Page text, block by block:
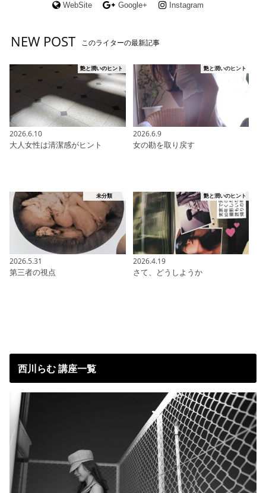
WebSite Google+ Instagram
NEW POST このライターの最新記事
艶と潤いのヒント
2026.6.10
大人女性は清潔感がヒント
艶と潤いのヒント
2026.6.9
女の勘を取り戻す
未分類
2026.5.31
第三者の視点
艶と潤いのヒント
2026.4.19
さて、どうしようか
西川らむ 講座一覧